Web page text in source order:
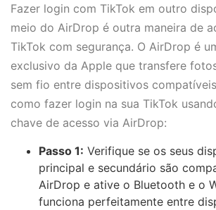
Fazer login com TikTok em outro
meio do AirDrop é outra maneira de
TikTok com segurança. O AirDrop é
exclusivo da Apple que transfere
sem fio entre dispositivos
como fazer login na sua TikTok
chave de acesso via AirDrop:
Passo 1: Verifique se os seus
principal e secundário são
AirDrop e ative o Bluetooth e o
funciona perfeitamente entre